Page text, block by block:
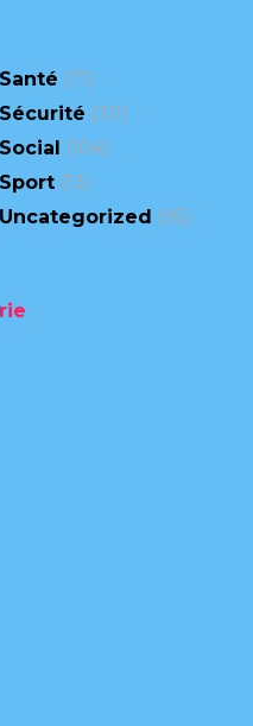
Santé (71)
Sécurité (311)
Social (104)
Sport (13)
Uncategorized (95)